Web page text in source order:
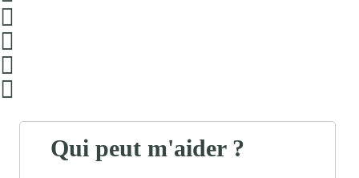
Qui peut m'aider ?